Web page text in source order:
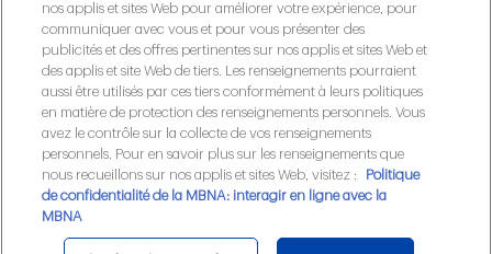
Corporate Office
1595 Telesat Crt, Ottawa, ON K1B 5R3
nos applis et sites Web pour améliorer votre expérience, pour
communiquer avec vous et pour vous présenter des
publicités et des offres pertinentes sur nos applis et sites Web et
des applis et site Web de tiers. Les renseignements pourraient
aussi être utilisés par ces tiers conformément à leurs politiques
en matière de protection des renseignements personnels. Vous
avez le contrôle sur la collecte de vos renseignements
personnels. Pour en savoir plus sur les renseignements que
nous recueillons sur nos applis et sites Web, visitez :
Politique
de confidentialité de la MBNA: interagir en ligne avec la
MBNA